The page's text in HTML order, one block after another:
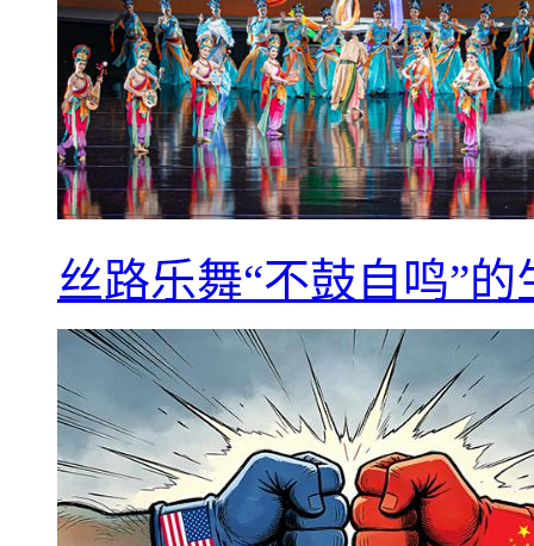
丝路乐舞“不鼓自鸣”